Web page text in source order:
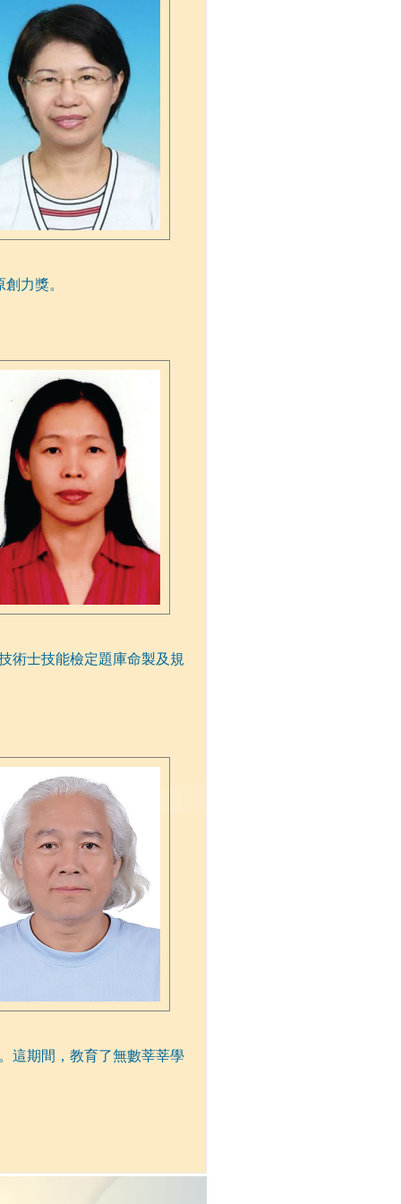
力獎。
術士技能檢定題庫命製及規
這期間，教育了無數莘莘學